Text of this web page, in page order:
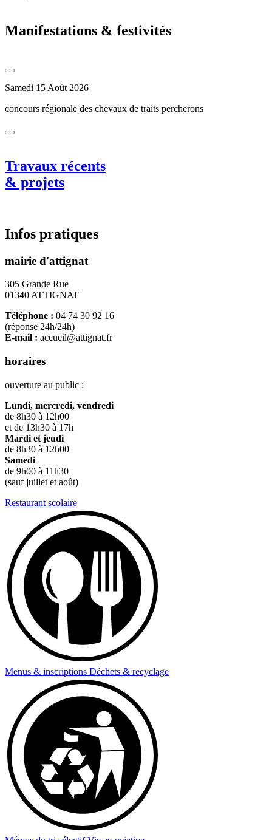
Manifestations & festivités
Samedi 15 Août 2026
concours régionale des chevaux de traits percherons
Travaux récents
& projets
Infos pratiques
mairie d'attignat
305 Grande Rue
01340 ATTIGNAT
Téléphone : 04 74 30 92 16
(réponse 24h/24h)
E-mail : accueil@attignat.fr
horaires
ouverture au public :
Lundi, mercredi, vendredi
de 8h30 à 12h00
et de 13h30 à 17h
Mardi et jeudi
de 8h30 à 12h00
Samedi
de 9h00 à 11h30
(sauf juillet et août)
Restaurant scolaire
Menus & inscriptions Déchets & recyclage